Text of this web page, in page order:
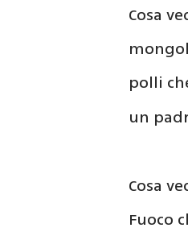
Cosa
polli
un
Cosa
Fuoco